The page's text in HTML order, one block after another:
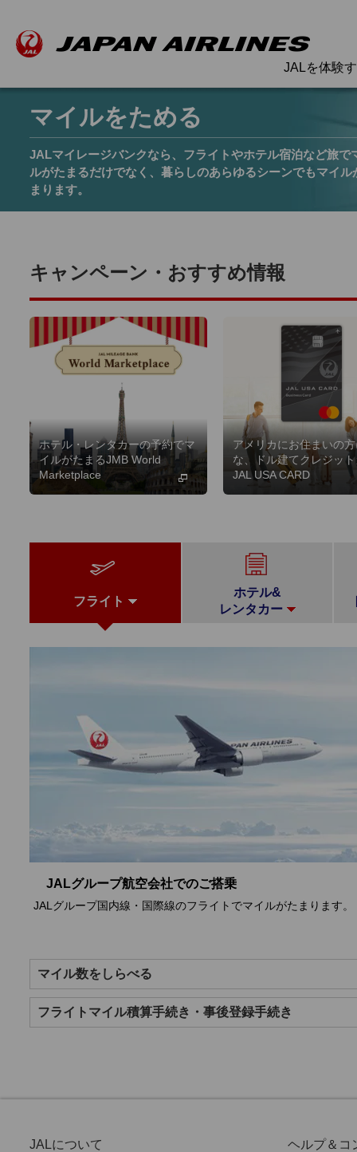
JALを体験
マイルをためる
JALマイレージバンクなら、フライトやホテル宿泊など旅で
ルがたまるだけでなく、暮らしのあらゆるシーンでもマイル
まります。
キャンペーン・おすすめ情報
ホテル・レンタカーの予約でマ
イルがたまるJMB World
Marketplace
アメリカにお住まいの
な、ドル建てクレジッ
JAL USA CARD
フライト
ホテル&
レンタカー
JALグループ航空会社でのご搭乗
JALグループ国内線・国際線のフライトでマイルがたまります。
マイル数をしらべる
フライトマイル積算手続き・事後登録手続き
JALについて ヘルプ＆コ